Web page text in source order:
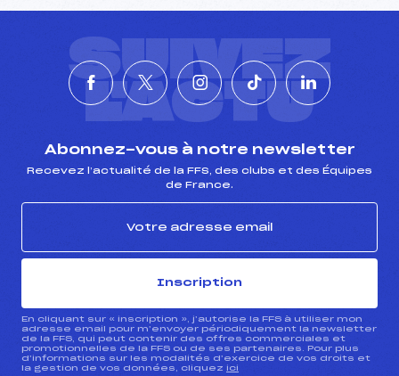
SUIVEZ
L'ACTU
Abonnez-vous à notre newsletter
Recevez l’actualité de la FFS, des clubs et des Équipes
de France.
Inscription
En cliquant sur « inscription », j’autorise la FFS à utiliser mon
adresse email pour m’envoyer périodiquement la newsletter
de la FFS, qui peut contenir des offres commerciales et
promotionnelles de la FFS ou de ses partenaires. Pour plus
d’informations sur les modalités d’exercice de vos droits et
la gestion de vos données, cliquez ici